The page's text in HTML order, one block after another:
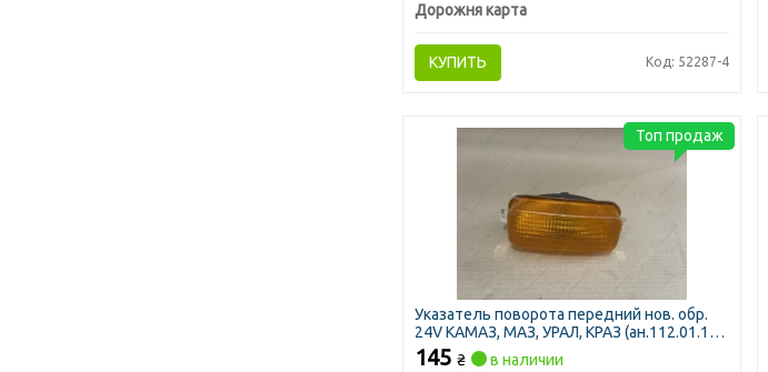
Дорожня карта
КУПИТЬ Код: 52287-4
Указатель поворота передний нов. обр.
24V КАМАЗ, МАЗ, УРАЛ, КРАЗ (ан.112.01.11)
(пр-во S.I.L.A. AC)
145 ₴
в наличии
Топ продаж